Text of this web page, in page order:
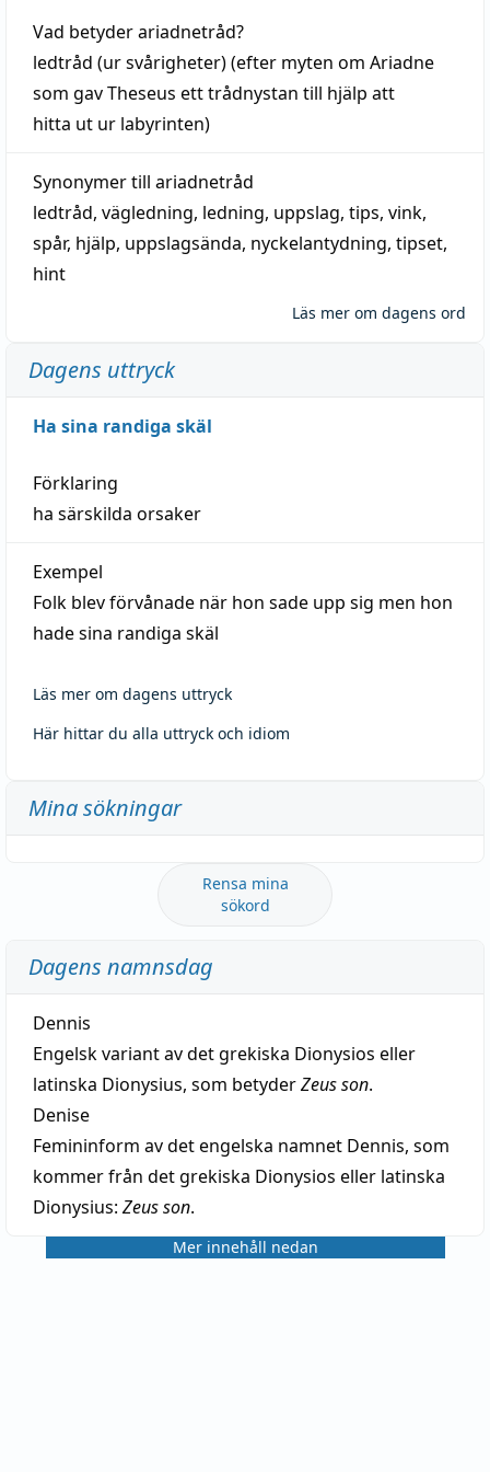
Vad betyderariadnetråd?
ledtråd (ur svårigheter) (efter myten om Ariadne
som gav Theseus ett trådnystan till hjälp att
hitta ut ur labyrinten)
Synonymer till ariadnetråd
ledtråd, vägledning, ledning, uppslag, tips, vink,
spår, hjälp, uppslagsända, nyckelantydning, tipset,
hint
Läs mer om dagens ord
Dagens uttryck
Ha sina randiga skäl
Förklaring
ha särskilda orsaker
Exempel
Folk blev förvånade när hon sade upp sig men hon
hade sina randiga skäl
Läs mer om dagens uttryck
Här hittar du alla uttryck och idiom
Mina sökningar
Rensa mina
sökord
Dagens namnsdag
Dennis
Engelsk variant av det grekiska Dionysios eller
latinska Dionysius, som betyderZeus son.
Denise
Femininform av det engelska namnet Dennis, som
kommer från det grekiska Dionysios eller latinska
Dionysius: Zeus son.
Mer innehåll nedan